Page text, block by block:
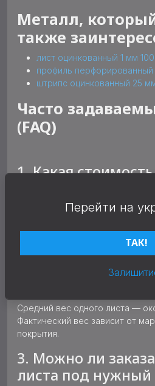
Металл,
также
лист оцинкованный 1 мм
профиль
штрипс оцинкованный 25
Часто
(FAQ)
1. Какая стоимость
Цена зависит от количества,
стоимость, свяжитесь с
2. Каков вес
Средний вес одного листа —
Фактический вес зависит от
покрытия.
3. Можно ли
листа под нужный
Перейти на
ТАК!